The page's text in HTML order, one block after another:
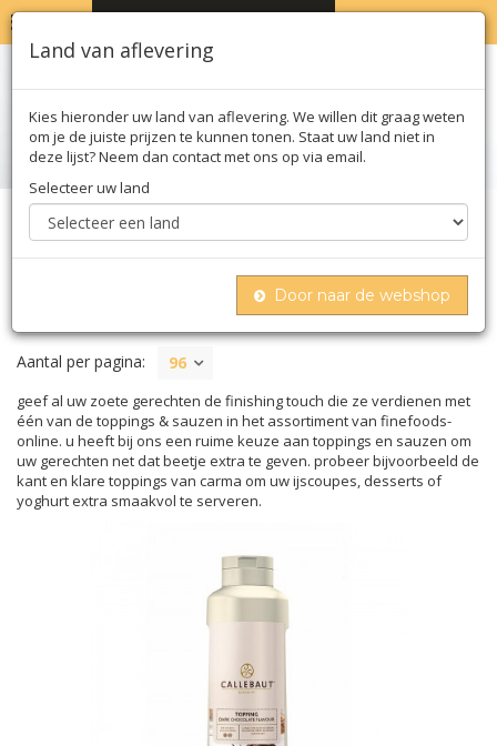
Home Zoet
TOPPINGS & SAUZEN
Aantal per pagina: 96
geef al uw zoete gerechten de finishing touch die ze verdienen met
één van de toppings & sauzen in het assortiment van finefoods-
online. u heeft bij ons een ruime keuze aan toppings en sauzen om
uw gerechten net dat beetje extra te geven. probeer bijvoorbeeld de
kant en klare toppings van carma om uw ijscoupes, desserts of
yoghurt extra smaakvol te serveren.
Land van aflevering
Kies hieronder uw land van aflevering. We willen dit graag weten
om je de juiste prijzen te kunnen tonen. Staat uw land niet in
deze lijst? Neem dan contact met ons op via email.
Selecteer uw land
Door naar de webshop